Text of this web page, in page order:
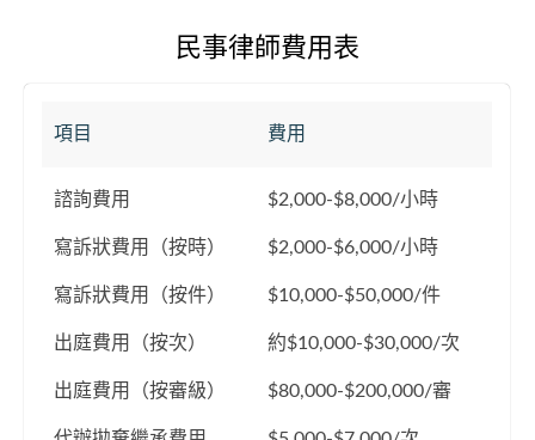
民事律師費用表
項目 費用
諮詢費用 $2,000-$8,000/小時
寫訴狀費用（按時） $2,000-$6,000/小時
寫訴狀費用（按件） $10,000-$50,000/件
出庭費用（按次） 約$10,000-$30,000/次
出庭費用（按審級） $80,000-$200,000/審